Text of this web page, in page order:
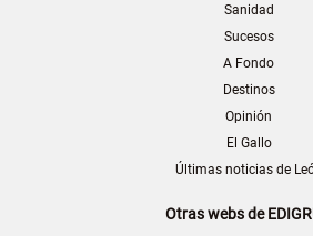
Sanidad
Sucesos
A Fondo
Destinos
Opinión
El Gallo
Últimas noticias de
Otras webs de